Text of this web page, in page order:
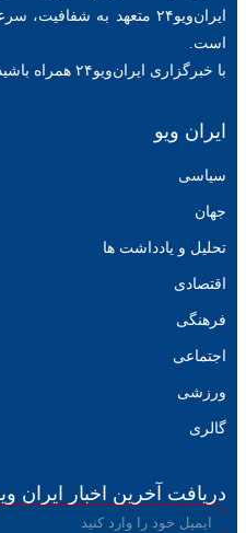
ایران‌ویو۲۴ متعهد به
است.
با خبرگزاری ایران‌ویو۲۴ همراه باشید.
ایران ویو
سیاسی
جهان
تحلیل و یادداشت ها
اقتصادی
فرهنگی
اجتماعی
ورزشی
گالری
دریافت آخرین اخبار ایران